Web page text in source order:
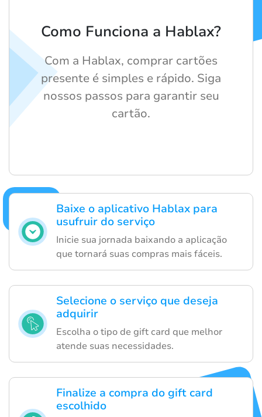
Baixe o aplicativo Hablax para
usufruir do serviço
Inicie sua jornada baixando a aplicação
que tornará suas compras mais fáceis.
Selecione o serviço que deseja
adquirir
Escolha o tipo de gift card que melhor
atende suas necessidades.
Finalize a compra do gift card
escolhido
Como Funciona a Hablax?
Com a Hablax, comprar cartões
presente é simples e rápido. Siga
nossos passos para garantir seu
cartão.